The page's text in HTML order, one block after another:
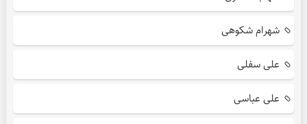
شهرام شکوهی
علی سفلی
علی عباسی